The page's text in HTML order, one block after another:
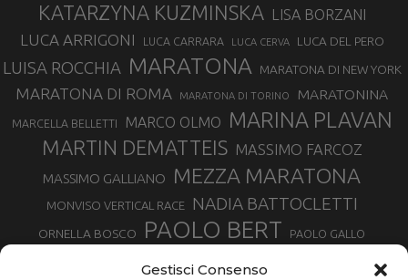
Gestisci Consenso
KATARZYNA KUZMINSKA LISA BORZANI
LUCA ARRIGONI LUCA CARRARA LUCA CERVA LUCA DEL PERO
LUISA ROCCHIA MARATONA MARATONA DI NEW YORK
MARATONA DI ROMA MARATONA DI TORINO MARATONINA
MARCELLA BELLETTI MARCO OLMO MARINA PLAVAN
MARTIN DEMATTEIS MASSIMO FARCOZ
MASSIMO GALLIANO MEZZA MARATONA
MONVISO VERTICAL RACE NADIA BATTOCLETTI
ORNELLA BOSCO PAOLO BERT PAOLO GALLO